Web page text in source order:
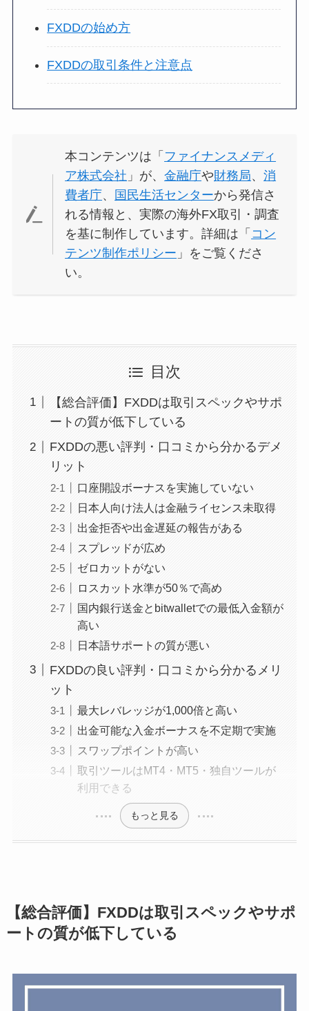
FXDDの始め方
FXDDの取引条件と注意点
本コンテンツは「 ファイナンスメディ
ア株式会社 」が、金融庁や財務局、消
費者庁、 国民生活センターから発信さ
れる情報と、実際の海外FX取引・調査
を基に制作しています。詳細は「 コン
テンツ制作ポリシー 」をご覧くださ
い。
目次
【総合評価】FXDDは取引スペックやサポ
ートの質が低下している
FXDDの悪い評判・口コミから分かるデメ
リット
口座開設ボーナスを実施していない
日本人向け法人は金融ライセンス未取得
出金拒否や出金遅延の報告がある
スプレッドが広め
ゼロカットがない
ロスカット水準が50％で高め
国内銀行送金とbitwalletでの最低入金額が
高い
日本語サポートの質が悪い
FXDDの良い評判・口コミから分かるメリ
ット
最大レバレッジが1,000倍と高い
出金可能な入金ボーナスを不定期で実施
スワップポイントが高い
取引ツールはMT4・MT5・独自ツールが
利用できる
もっと見る
【総合評価】FXDDは取引スペックやサポ
ートの質が低下している